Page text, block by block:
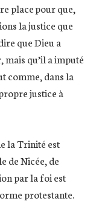
placepour que,
la justice que
que Dieu a
qu’il a imputé
comme, dans la
justice à
la Trinité est
de Nicée, de
par la foi est
protestante.